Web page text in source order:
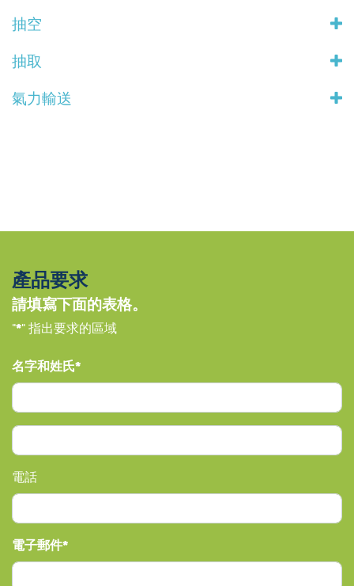
抽空
抽取
氣力輸送
產品要求
請填寫下面的表格。
"*" 指出要求的區域
名字和姓氏
電話
電子郵件